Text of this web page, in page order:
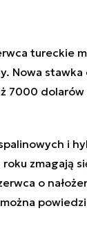
tureckie
Nowa
7000 dolarów
i
zmagają
o